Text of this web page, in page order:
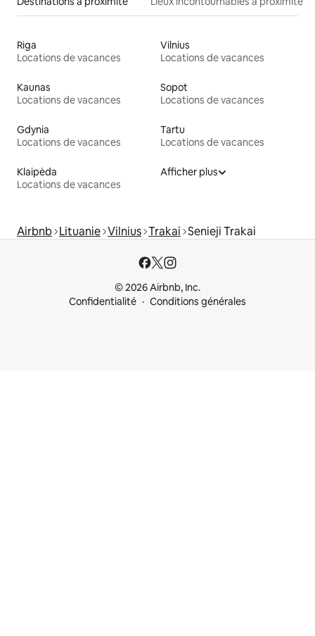
Riga
Locations de vacances
Vilnius
Locations de vacances
Kaunas
Locations de vacances
Sopot
Locations de vacances
Gdynia
Locations de vacances
Tartu
Locations de vacances
Klaipėda
Locations de vacances
Afficher plus
Airbnb Lituanie Vilnius Trakai Senieji Trakai
© 2026 Airbnb, Inc.
Confidentialité
Conditions générales